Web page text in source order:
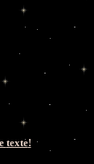
texte!